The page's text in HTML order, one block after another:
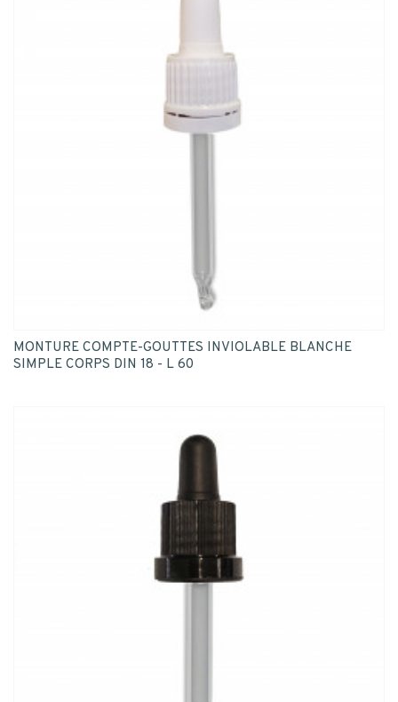
MONTURE COMPTE-GOUTTES INVIOLABLE BLANCHE
SIMPLE CORPS DIN 18 - L 60